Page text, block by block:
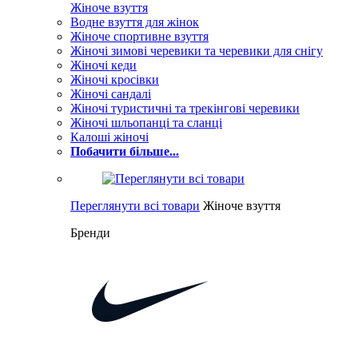
Жіноче взуття
Водне взуття для жінок
Жіноче спортивне взуття
Жіночі зимові черевики та черевики для снігу
Жіночі кеди
Жіночі кросівки
Жіночі сандалі
Жіночі туристичні та трекінгові черевики
Жіночі шльопанці та сланці
Калоші жіночі
Побачити більше...
Переглянути всі товари Жіноче взуття
Бренди